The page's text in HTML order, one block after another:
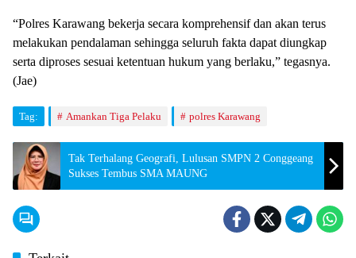
“Polres Karawang bekerja secara komprehensif dan akan terus
melakukan pendalaman sehingga seluruh fakta dapat diungkap
serta diproses sesuai ketentuan hukum yang berlaku,” tegasnya.
(Jae)
Tag: Amankan Tiga Pelaku polres Karawang
Tak Terhalang Geografi, Lulusan SMPN 2 Conggeang
Sukses Tembus SMA MAUNG